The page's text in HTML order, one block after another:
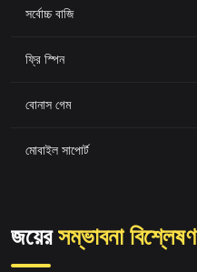
সর্বোচ্চ বাজি
ফ্রি স্পিন
বোনাস গেম
মোবাইল সাপোর্ট
জয়েরসম্ভাবনা বিশ্লেষণ